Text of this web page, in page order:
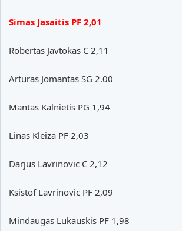
Simas Jasaitis PF 2,01
Robertas Javtokas C 2,11
Arturas Jomantas SG 2.00
Mantas Kalnietis PG 1,94
Linas Kleiza PF 2,03
Darjus Lavrinovic C 2,12
Ksistof Lavrinovic PF 2,09
Mindaugas Lukauskis PF 1,98